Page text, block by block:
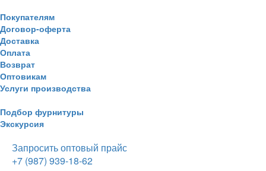
Покупателям
Договор-оферта
Доставка
Оплата
Возврат
Оптовикам
Услуги производства
Подбор фурнитуры
Экскурсия
Запросить оптовый прайс
+7 (987) 939-18-62